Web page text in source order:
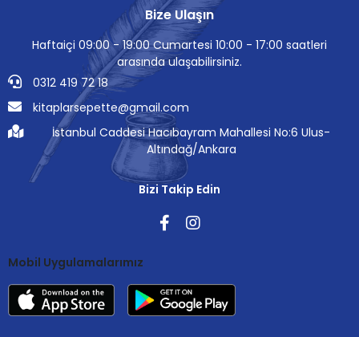
Bize Ulaşın
Haftaiçi 09:00 - 19:00 Cumartesi 10:00 - 17:00 saatleri
arasında ulaşabilirsiniz.
0312 419 72 18
kitaplarsepette@gmail.com
İstanbul Caddesi Hacıbayram Mahallesi No:6 Ulus-
Altındağ/Ankara
Bizi Takip Edin
Mobil Uygulamalarımız